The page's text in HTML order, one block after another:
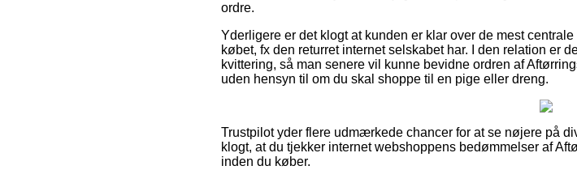
ordre.
Yderligere er det klogt at kunden er klar over de mest
købet, fx den returret internet selskabet har. I den relation er
kvittering, så man senere vil kunne bevidne ordren af
uden hensyn til om du skal shoppe til en pige eller dreng.
Trustpilot yder flere udmærkede chancer for at se nøjere på
klogt, at du tjekker internet webshoppens bedømmelser af
inden du køber.